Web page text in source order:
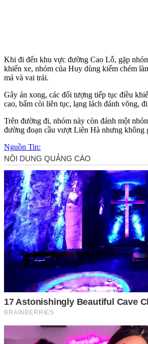
Khi đi đến khu vực đường Cao Lỗ, gặp
khiển xe, nhóm của Huy dùng kiếm chém
má và vai trái.
Gây án xong, các đối tượng tiếp tục điều
cao, bấm còi liên tục, lạng lách đánh võng,
Trên đường đi, nhóm này còn đánh một
đường đoạn cầu vượt Liên Hà nhưng không
Nguồn Tin: